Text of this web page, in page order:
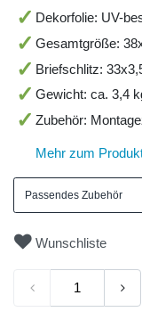
Dekorfolie: UV-
Gesamtgröße:
Briefschlitz:
Gewicht: ca. 3,4
Zubehör:
Mehr zum
Passendes Zubehör
Wunschliste